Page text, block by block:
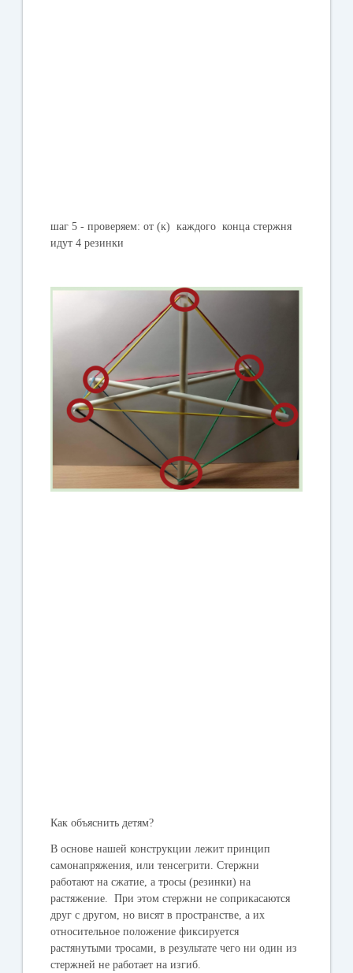
шаг 5 - проверяем: от (к) каждого конца стержня
идут 4 резинки
Как объяснить детям?
В основе нашей конструкции лежит принцип
самонапряжения, или тенсегрити. Стержни
работают на сжатие, а тросы (резинки) на
растяжение. При этом стержни не соприкасаются
друг с другом, но висят в пространстве, а их
относительное положение фиксируется
растянутыми тросами, в результате чего ни один из
стержней не работает на изгиб.